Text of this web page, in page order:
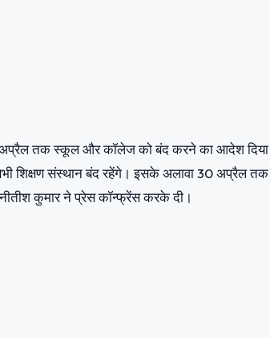
कल ही प्रधानमंत्री नरेंद्र मोदी के साथ कोरोना के
को यह निर्देश दिया गया है कि कोरोना वायरस जांच